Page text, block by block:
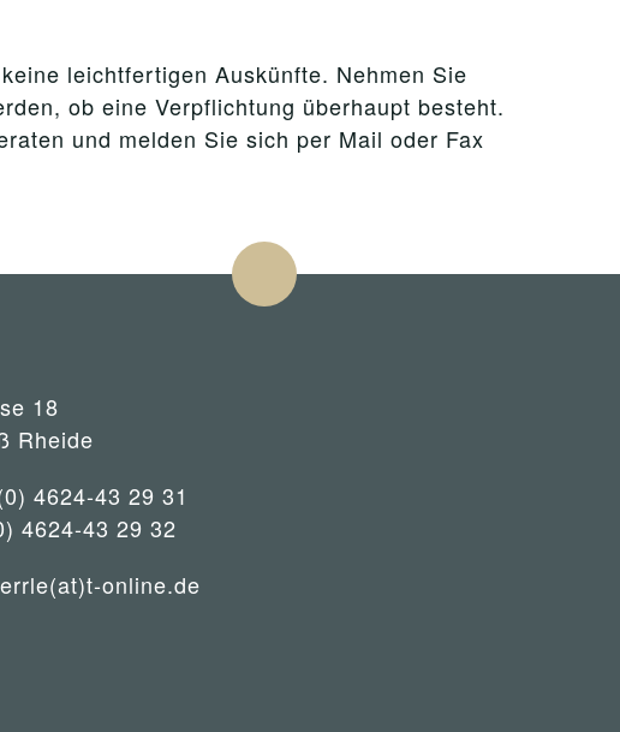
leichtfertigen Auskünfte. Nehmen Sie
ob eine Verpflichtung überhaupt besteht.
und melden Sie sich per Mail oder Fax
18
Rheide
4624-43 29 31
4624-43 29 32
online.de